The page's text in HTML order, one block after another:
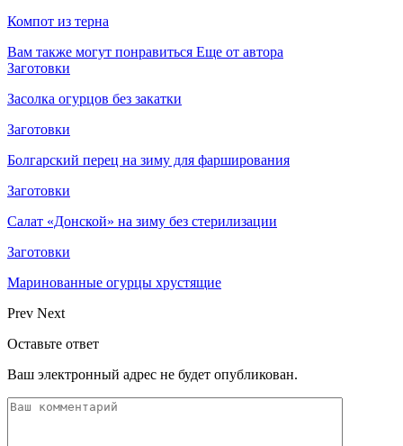
Компот из терна
Вам также могут понравиться Еще от автора
Заготовки
Засолка огурцов без закатки
Заготовки
Болгарский перец на зиму для фарширования
Заготовки
Салат «Донской» на зиму без стерилизации
Заготовки
Маринованные огурцы хрустящие
Prev Next
Оставьте ответ
Ваш электронный адрес не будет опубликован.